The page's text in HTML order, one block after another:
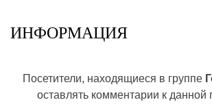
ИНФОРМАЦИЯ
Посетители, находящиеся в группе
оставлять комментарии к данной